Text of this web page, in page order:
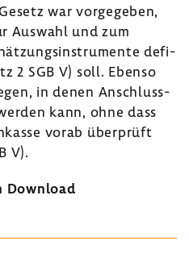
war vorge­geben,
Auswahl und zum
defi­
2 SGB V) soll. Ebenso
in denen Anschluss­
kann, ohne dass
vorab über­prüft
V).
Down­load